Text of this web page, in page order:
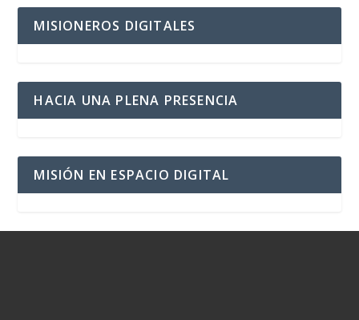
MISIONEROS DIGITALES
HACIA UNA PLENA PRESENCIA
MISIÓN EN ESPACIO DIGITAL